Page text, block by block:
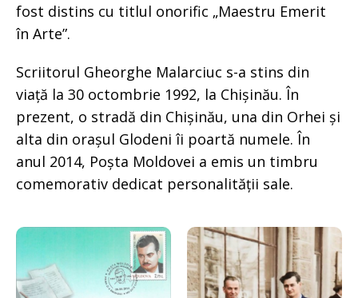
fost distins cu titlul onorific „Maestru Emerit
în Arte”.
Scriitorul Gheorghe Malarciuc s-a stins din
viață la 30 octombrie 1992, la Chișinău. În
prezent, o stradă din Chișinău, una din Orhei și
alta din orașul Glodeni îi poartă numele. În
anul 2014, Poșta Moldovei a emis un timbru
comemorativ dedicat personalității sale.